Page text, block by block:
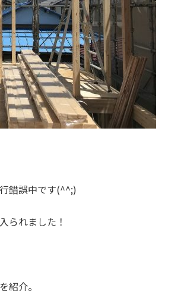
錯誤中です(^^;)
られました！
紹介。